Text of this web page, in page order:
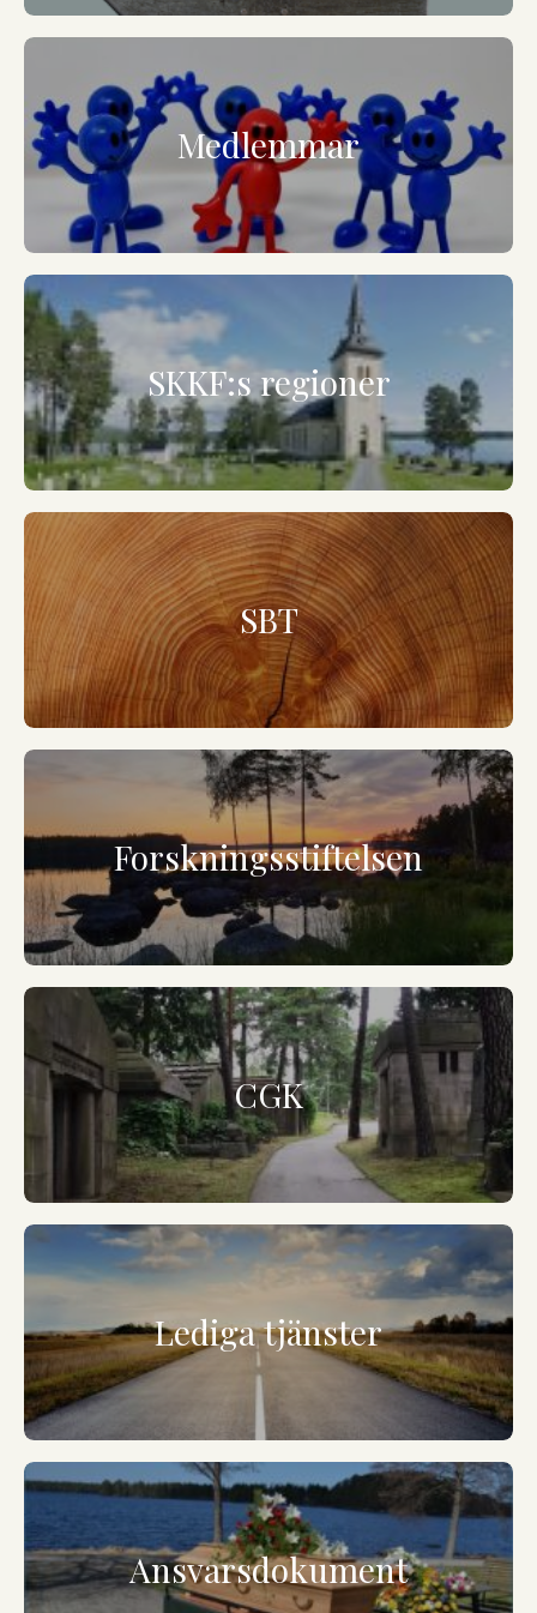
Medlemmar
SKKF:s regioner
SBT
Forskningsstiftelsen
CGK
Lediga tjänster
Ansvarsdokument